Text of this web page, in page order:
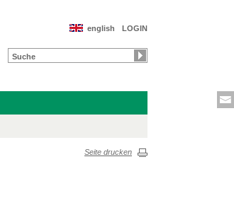
LOGIN
english
Seite drucken